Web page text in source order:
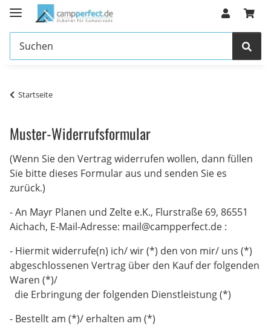
Startseite
Muster-Widerrufsformular
(Wenn Sie den Vertrag widerrufen wollen, dann füllen
Sie bitte dieses Formular aus und senden Sie es
zurück.)
- An Mayr Planen und Zelte e.K., Flurstraße 69, 86551
Aichach, E-Mail-Adresse: mail@campperfect.de :
- Hiermit widerrufe(n) ich/ wir (*) den von mir/ uns (*)
abgeschlossenen Vertrag über den Kauf der folgenden
Waren (*)/
die Erbringung der folgenden Dienstleistung (*)
- Bestellt am (*)/ erhalten am (*)